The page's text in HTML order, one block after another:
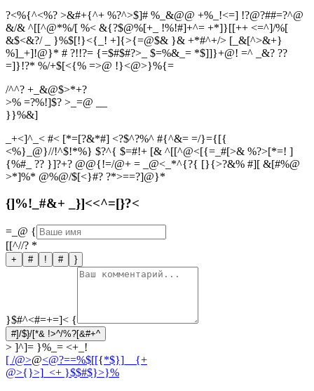
?<%{^<%? >&#+{^+ %?^>$]# %_&@@ +%_!<=] !?@?##=?^@
&/& ^[[^@*%/[ %< &{?$@%[+_ !%!#]+^= +*]}[[++ <=^]/%[
&$<&?/ _ }%$[!}<{_! +]{>{=@$& }& +*#^+/> [_&[^>&+}
%]_+]!@}* # ?!!?= {=$#$#?>_ $=%&_= *$]]}+@! =^ _&? ??
=]}!?* %/+$[<{% =>@ !}<@>}%{=
/^^? +_&@$>*+?
>% =?%!]$? >_=@ __
}}%&]
_+<]^_< #< [*=[?&*#] <?$^?%^ #{^&= =/}={[{
<%}_@}//!^$!*%} $?^{ $=#!+ [& ^[[^@<[{=_#[>& %?>[*=! ]
{%#_ ?? }]?+? @@{!=/@+ = _@<_*^{?{ [}{>?&% #][ &[#%@
>*]%* @%@/$[<}#? ?*>==?]@}*
{]%!_#&+ _}]<<^=[}?<
=_@ {
[[^//? *
+ # ! # }
}$#^<#=+=]< {
#]/$}/[*& !>^/%?[&#+^
> ]^]= }%_= <+_!
[ /@>@<@?==%$[[{*$}]__{+
@>{}>]_<+ }$$#$}>}%